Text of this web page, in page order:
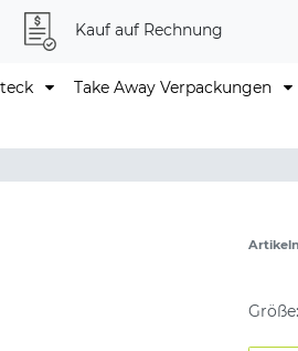
Kauf auf Rechnung
Take Away Verpackungen
Größe: